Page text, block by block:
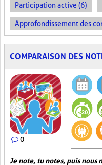
Participation active (6)
Approfondissement des
COMPARAISON DES
0
Je note, tu notes, puis nous